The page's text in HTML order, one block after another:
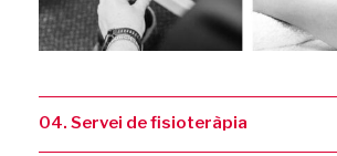
04. Servei de fisioteràpia